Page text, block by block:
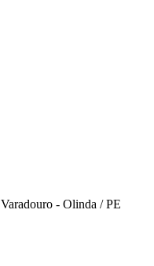
Varadouro - Olinda /PE